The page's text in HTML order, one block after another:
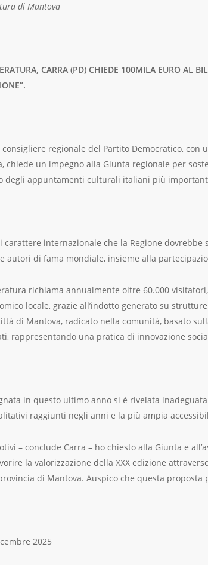
di Mantova
CARRA (PD) CHIEDE 100MILA EURO AL
consigliere regionale del Partito Democratico,
chiede un impegno alla Giunta regionale per
degli appuntamenti culturali italiani più
carattere internazionale che la Regione
autori di fama mondiale, insieme alla
richiama annualmente oltre 60.000
locale, grazie all’indotto generato su
di Mantova, radicato nella comunità, basato
rappresentando una pratica di innovazione
in questo ultimo anno si è rivelata
raggiunti negli anni e la più ampia
– conclude Carra – ho chiesto alla Giunta e
la valorizzazione della XXX edizione
di Mantova. Auspico che questa proposta
2025